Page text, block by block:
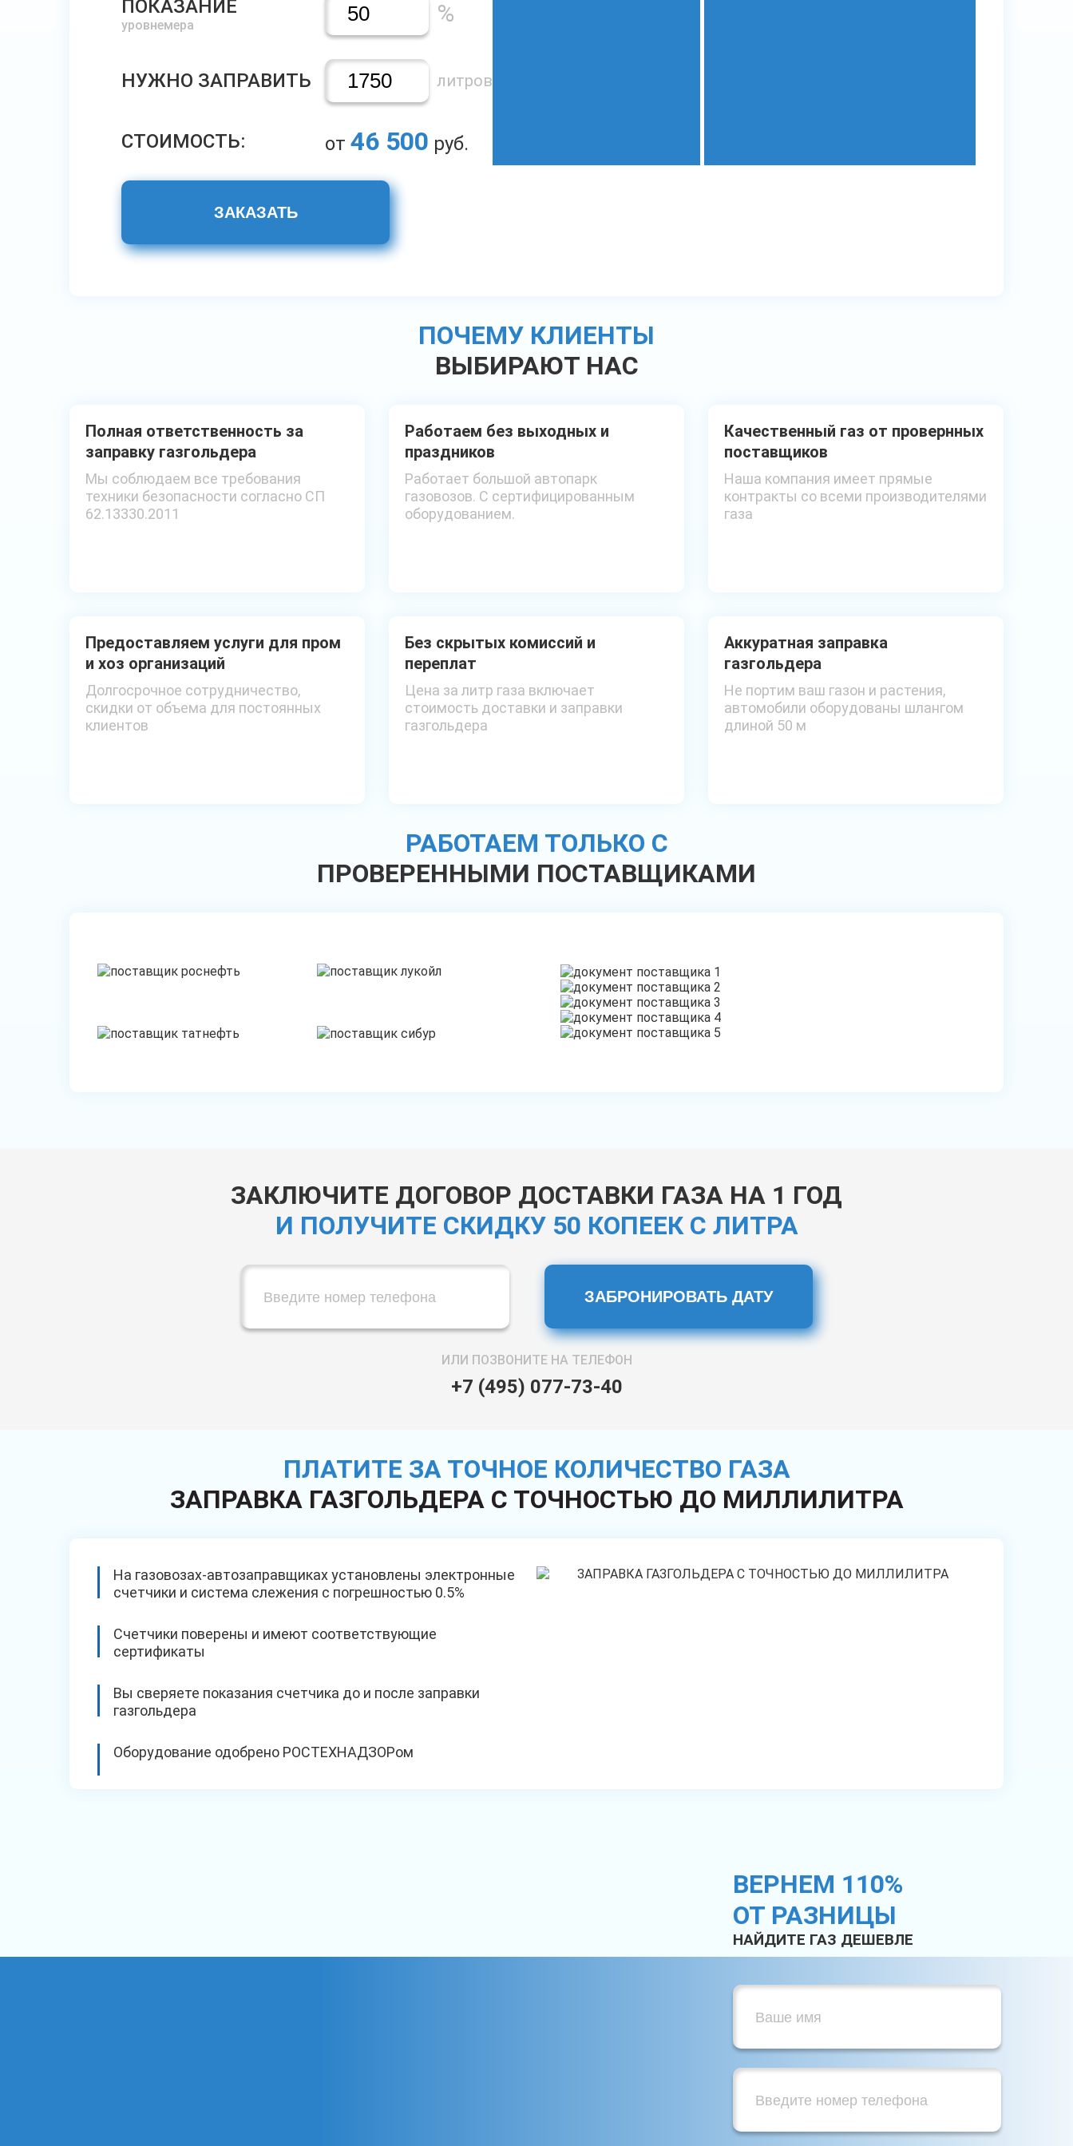
ПОКАЗАНИЕ
уровнемера %
НУЖНО ЗАПРАВИТЬ литров
СТОИМОСТЬ: от 46 500 руб.
ЗАКАЗАТЬ
ПОЧЕМУ КЛИЕНТЫ
ВЫБИРАЮТ НАС
Полная ответственность за
заправку газгольдера
Мы соблюдаем все требования
техники безопасности согласно СП
62.13330.2011
Работаем без выходных и
праздников
Работает большой автопарк
газовозов. С сертифицированным
оборудованием.
Качественный газ от провернных
поставщиков
Наша компания имеет прямые
контракты со всеми производителями
газа
Предоставляем услуги для пром
и хоз организаций
Долгосрочное сотрудничество,
скидки от объема для постоянных
клиентов
Без скрытых комиссий и
переплат
Цена за литр газа включает
стоимость доставки и заправки
газгольдера
Аккуратная заправка
газгольдера
Не портим ваш газон и растения,
автомобили оборудованы шлангом
длиной 50 м
РАБОТАЕМ ТОЛЬКО С
ПРОВЕРЕННЫМИ ПОСТАВЩИКАМИ
ЗАКЛЮЧИТЕ ДОГОВОР ДОСТАВКИ ГАЗА НА 1 ГОД
И ПОЛУЧИТЕ СКИДКУ 50 КОПЕЕК С ЛИТРА
ЗАБРОНИРОВАТЬ ДАТУ
ИЛИ ПОЗВОНИТЕ НА ТЕЛЕФОН
+7 (495) 077-73-40
ПЛАТИТЕ ЗА ТОЧНОЕ КОЛИЧЕСТВО ГАЗА
ЗАПРАВКА ГАЗГОЛЬДЕРА С ТОЧНОСТЬЮ ДО МИЛЛИЛИТРА
На газовозах-автозаправщиках установлены электронные
счетчики и система слежения с погрешностью 0.5%
Счетчики поверены и имеют соответствующие
сертификаты
Вы сверяете показания счетчика до и после заправки
газгольдера
Оборудование одобрено РОСТЕХНАДЗОРом
ВЕРНЕМ 110%
ОТ РАЗНИЦЫ
НАЙДИТЕ ГАЗ ДЕШЕВЛЕ